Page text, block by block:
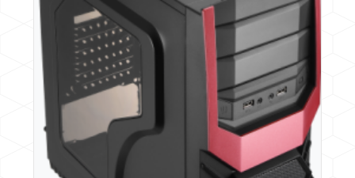
Wir haben uns hier wieder für die Mitte
entschieden und testen das Aero 800. Weiterhin
sind noch ein Aero 500 und ein Aero 1000
erhältlich.…